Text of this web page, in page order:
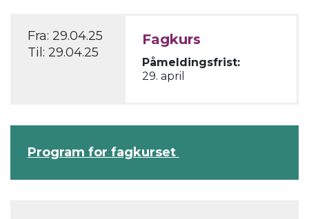
Fra: 29.04.25
Til: 29.04.25
Fagkurs
Påmeldingsfrist:
29. april
Program for fagkurset